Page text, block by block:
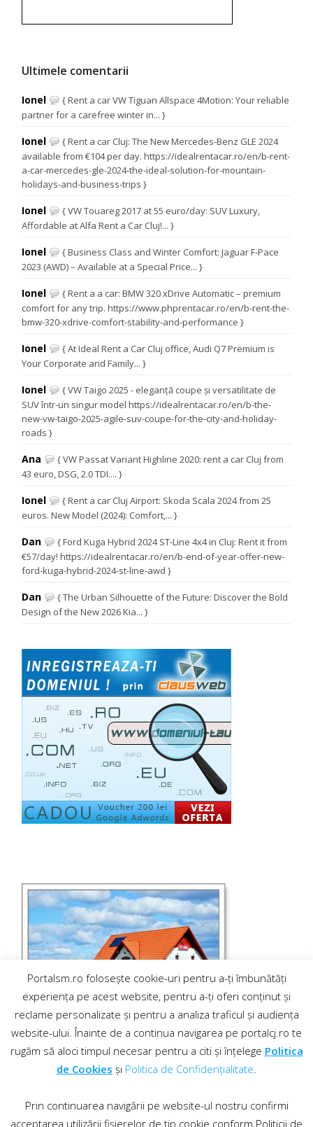
Ultimele comentarii
Ionel
{ Rent a car VW Tiguan Allspace 4Motion: Your reliable
partner for a carefree winter in... }
Ionel
{ Rent a car Cluj: The New Mercedes-Benz GLE 2024
available from €104 per day. https://idealrentacar.ro/en/b-rent-
a-car-mercedes-gle-2024-the-ideal-solution-for-mountain-
holidays-and-business-trips }
Ionel
{ VW Touareg 2017 at 55 euro/day: SUV Luxury,
Affordable at Alfa Rent a Car Cluj!... }
Ionel
{ Business Class and Winter Comfort: Jaguar F-Pace
2023 (AWD) – Available at a Special Price... }
Ionel
{ Rent a a car: BMW 320 xDrive Automatic – premium
comfort for any trip. https://www.phprentacar.ro/en/b-rent-the-
bmw-320-xdrive-comfort-stability-and-performance }
Ionel
{ At Ideal Rent a Car Cluj office, Audi Q7 Premium is
Your Corporate and Family... }
Ionel
{ VW Taigo 2025 - eleganță coupe și versatilitate de
SUV într-un singur model https://idealrentacar.ro/en/b-the-
new-vw-taigo-2025-agile-suv-coupe-for-the-city-and-holiday-
roads }
Ana
{ VW Passat Variant Highline 2020: rent a car Cluj from
43 euro, DSG, 2.0 TDI.... }
Ionel
{ Rent a car Cluj Airport: Skoda Scala 2024 from 25
euros. New Model (2024): Comfort,... }
Dan
{ Ford Kuga Hybrid 2024 ST-Line 4x4 in Cluj: Rent it from
€57/day! https://idealrentacar.ro/en/b-end-of-year-offer-new-
ford-kuga-hybrid-2024-st-line-awd }
Dan
{ The Urban Silhouette of the Future: Discover the Bold
Design of the New 2026 Kia... }
Portalsm.ro folosește cookie-uri pentru a-ți îmbunătăți
experiența pe acest website, pentru a-ți oferi conținut și
reclame personalizate și pentru a analiza traficul și audiența
website-ului. Înainte de a continua navigarea pe portalcj.ro te
rugăm să aloci timpul necesar pentru a citi și înțelege Politica
de Cookies și Politica de Confidențialitate.
Prin continuarea navigării pe website-ul nostru confirmi
acceptarea utilizării fișierelor de tip cookie conform Politicii de